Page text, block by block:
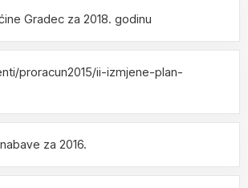
Gradec za 2018. godinu
proracun2015/ii-izmjene-plan-
za 2016.